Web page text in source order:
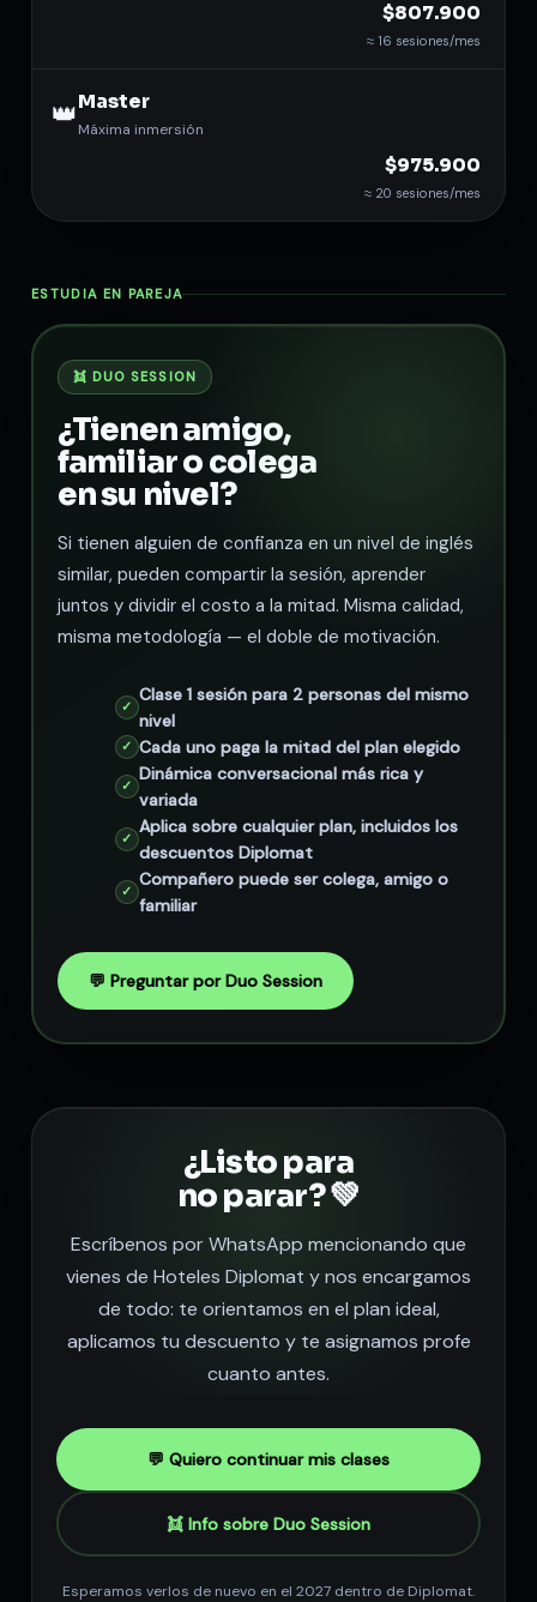
$807.900
≈ 16 sesiones/mes
👑Master
Máxima inmersión
$975.900
≈ 20 sesiones/mes
ESTUDIA EN PAREJA
👯 DUO SESSION
¿Tienen amigo,
familiar o colega
en su nivel?
Si tienen alguien de confianza en un nivel de inglés
similar, pueden compartir la sesión, aprender
juntos y dividir el costo a la mitad. Misma calidad,
misma metodología — el doble de motivación.
Clase 1 sesión para 2 personas del mismo
nivel
Cada uno paga la mitad del plan elegido
Dinámica conversacional más rica y
variada
Aplica sobre cualquier plan, incluidos los
descuentos Diplomat
Compañero puede ser colega, amigo o
familiar
💬 Preguntar por Duo Session
¿Listo para
no parar? 💚
Escríbenos por WhatsApp mencionando que
vienes de Hoteles Diplomat y nos encargamos
de todo: te orientamos en el plan ideal,
aplicamos tu descuento y te asignamos profe
cuanto antes.
💬 Quiero continuar mis clases
👯 Info sobre Duo Session
Esperamos verlos de nuevo en el 2027 dentro de Diplomat.